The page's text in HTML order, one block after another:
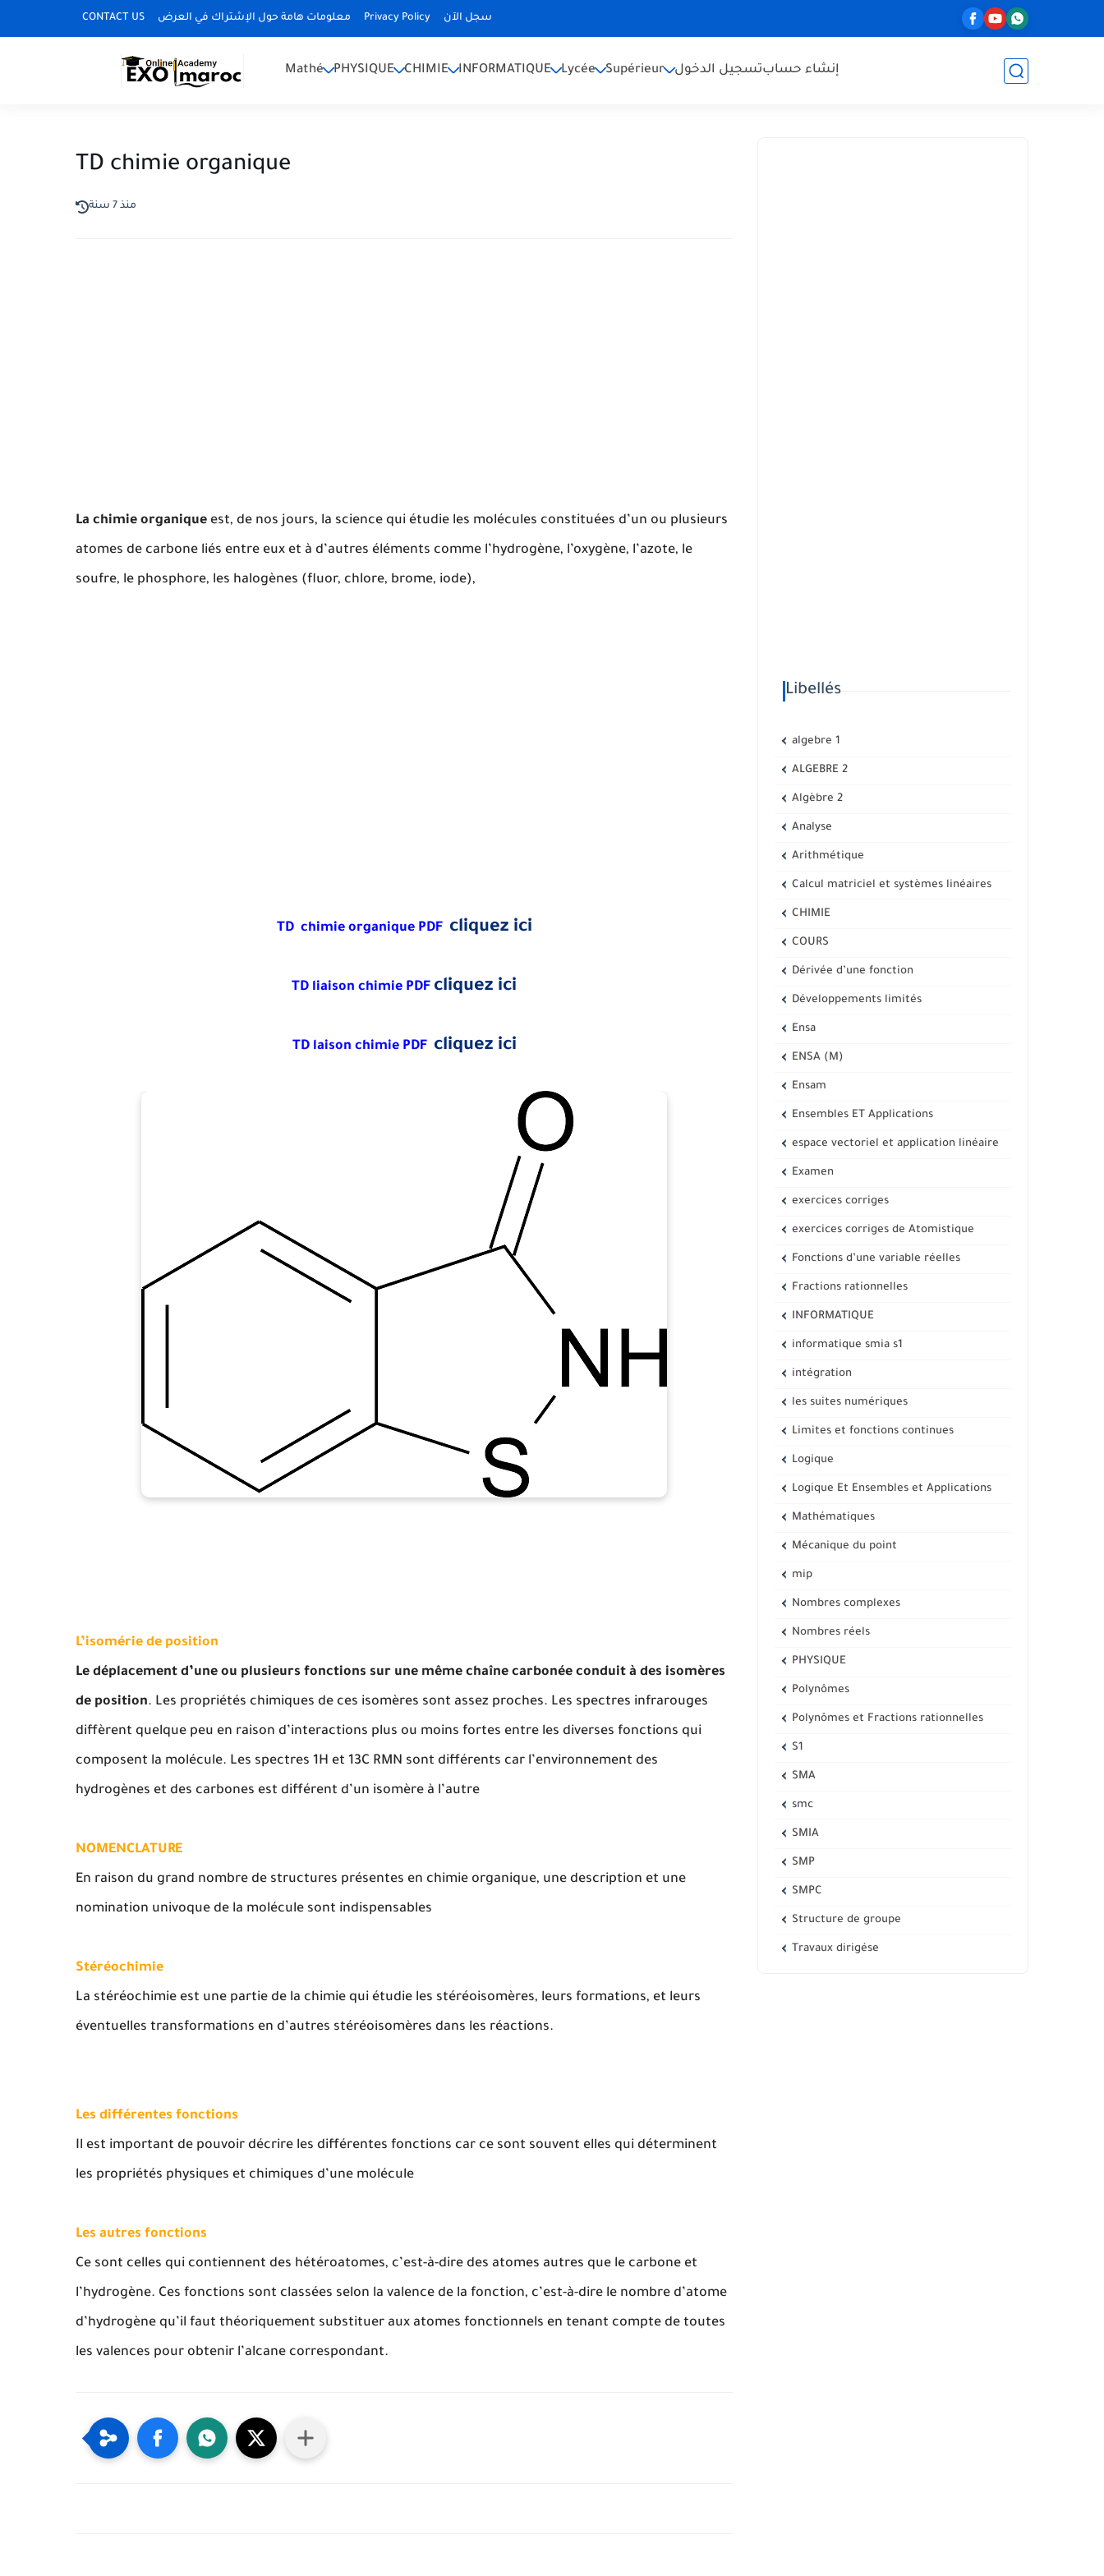
CONTACT US معلومات هامة حول الإشتراك في العرض Privacy Policy سجل الآن
Mathé PHYSIQUE CHIMIE INFORMATIQUE Lycée Supérieur تسجيل الدخولإنشاء حساب
TD chimie organique
منذ 7 سنة
La chimie organique est, de nos jours, la science qui étudie les molécules constituées d’un ou plusieurs
atomes de carbone liés entre eux et à d’autres éléments comme l’hydrogène, l’oxygène, l’azote, le
soufre, le phosphore, les halogènes (fluor, chlore, brome, iode),
TD chimie organique PDF cliquez ici
TD liaison chimie PDF cliquez ici
TD laison chimie PDF cliquez ici
L’isomérie de position
Le déplacement d’une ou plusieurs fonctions sur une même chaîne carbonée conduit à des isomères
de position. Les propriétés chimiques de ces isomères sont assez proches. Les spectres infrarouges
diffèrent quelque peu en raison d’interactions plus ou moins fortes entre les diverses fonctions qui
composent la molécule. Les spectres 1H et 13C RMN sont différents car l’environnement des
hydrogènes et des carbones est différent d’un isomère à l’autre
NOMENCLATURE
En raison du grand nombre de structures présentes en chimie organique, une description et une
nomination univoque de la molécule sont indispensables
Stéréochimie
La stéréochimie est une partie de la chimie qui étudie les stéréoisomères, leurs formations, et leurs
éventuelles transformations en d’autres stéréoisomères dans les réactions.
Les différentes fonctions
Il est important de pouvoir décrire les différentes fonctions car ce sont souvent elles qui déterminent
les propriétés physiques et chimiques d’une molécule
Les autres fonctions
Ce sont celles qui contiennent des hétéroatomes, c’est-à-dire des atomes autres que le carbone et
l’hydrogène. Ces fonctions sont classées selon la valence de la fonction, c’est-à-dire le nombre d’atome
d’hydrogène qu’il faut théoriquement substituer aux atomes fonctionnels en tenant compte de toutes
les valences pour obtenir l’alcane correspondant.
Libellés
algebre 1
ALGEBRE 2
Algèbre 2
Analyse
Arithmétique
Calcul matriciel et systèmes linéaires
CHIMIE
COURS
Dérivée d’une fonction
Développements limités
Ensa
ENSA (M)
Ensam
Ensembles ET Applications
espace vectoriel et application linéaire
Examen
exercices corriges
exercices corriges de Atomistique
Fonctions d’une variable réelles
Fractions rationnelles
INFORMATIQUE
informatique smia s1
intégration
les suites numériques
Limites et fonctions continues
Logique
Logique Et Ensembles et Applications
Mathématiques
Mécanique du point
mip
Nombres complexes
Nombres réels
PHYSIQUE
Polynômes
Polynômes et Fractions rationnelles
S1
SMA
smc
SMIA
SMP
SMPC
Structure de groupe
Travaux dirigése